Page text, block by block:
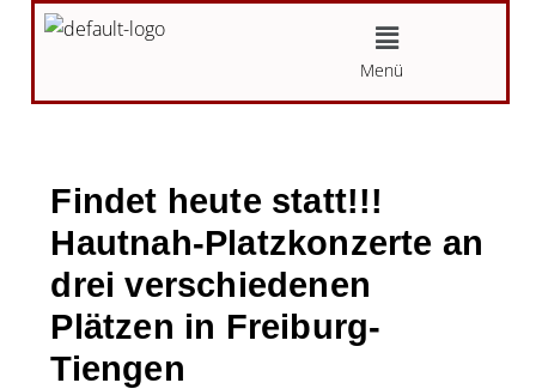
Zum
Menü
Menü
Findet heute statt!!!
Hautnah-Platzkonzerte an
drei verschiedenen
Plätzen in Freiburg-
Tiengen